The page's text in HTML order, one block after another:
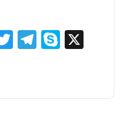
Twitter
Telegram
Skype